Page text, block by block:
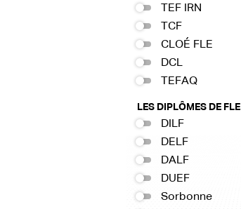
TEF IRN
TCF
CLOÉ FLE
DCL
TEFAQ
LES DIPLÔMES DE FLE
DILF
DELF
DALF
DUEF
Sorbonne